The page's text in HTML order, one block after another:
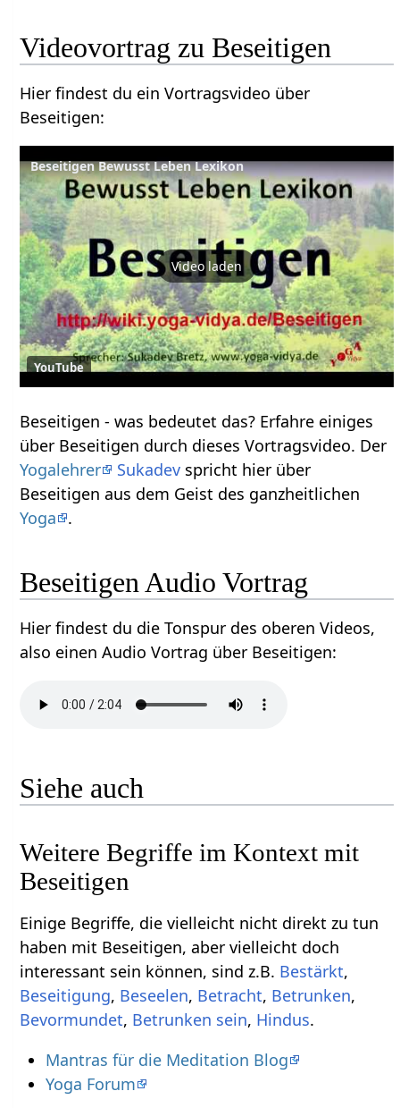
Hier findest du ein Vortragsvideo über
Beseitigen‏‎:
Beseitigen Bewusst Leben Lexikon
Video laden
YouTube
Beseitigen‏‎ - was bedeutet das? Erfahre einiges
über Beseitigen‏‎ durch dieses Vortragsvideo. Der
Yogalehrer
Sukadev spricht hier über
Beseitigen‏‎ aus dem Geist des ganzheitlichen
Yoga
.
Beseitigen‏‎ Audio Vortrag
Hier findest du die Tonspur des oberen Videos,
also einen Audio Vortrag über Beseitigen‏‎:
Siehe auch
Weitere Begriffe im Kontext mit
Einige Begriffe, die vielleicht nicht direkt zu tun
haben mit Beseitigen‏‎, aber vielleicht doch
interessant sein können, sind z.B.
,
, , ,
,
, , Hindus.
Mantras für die Meditation Blog
Yoga Forum